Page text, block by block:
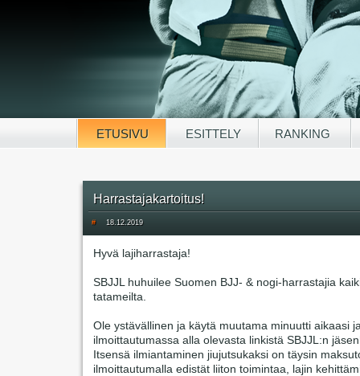
ETUSIVU ESITTELY RANKING
Harrastajakartoitus!
# 18.12.2019
Hyvä lajiharrastaja!
SBJJL huhuilee Suomen BJJ- & nogi-harrastajia
tatameilta.
Ole ystävällinen ja käytä muutama minuutti aikaasi
ilmoittautumassa alla olevasta linkistä SBJJL:n
Itsensä ilmiantaminen jiujutsukaksi on täysin
ilmoittautumalla edistät liiton toimintaa, lajin